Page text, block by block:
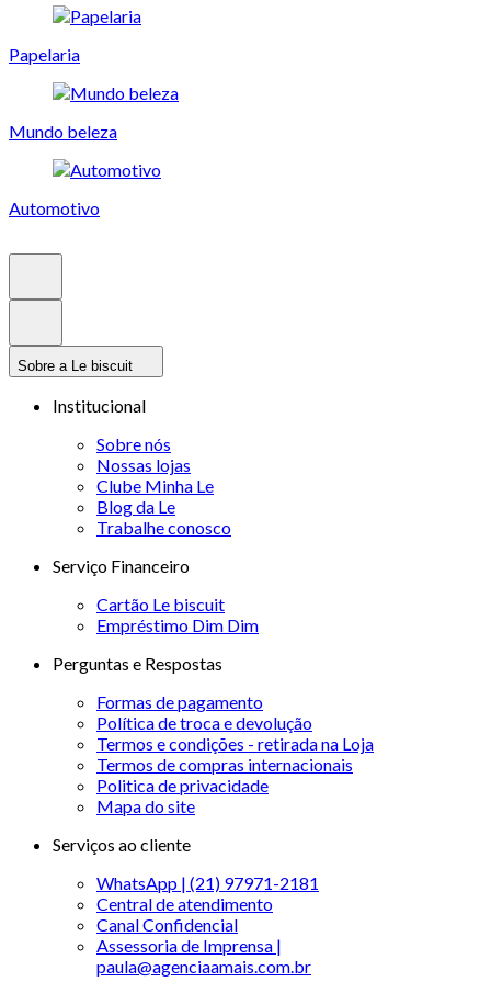
Papelaria
Mundo beleza
Automotivo
Sobre a Le biscuit
Institucional
Sobre nós
Nossas lojas
Clube Minha Le
Blog da Le
Trabalhe conosco
Serviço Financeiro
Cartão Le biscuit
Empréstimo Dim Dim
Perguntas e Respostas
Formas de pagamento
Política de troca e devolução
Termos e condições - retirada na Loja
Termos de compras internacionais
Politica de privacidade
Mapa do site
Serviços ao cliente
WhatsApp | (21) 97971-2181
Central de atendimento
Canal Confidencial
Assessoria de Imprensa |
paula@agenciaamais.com.br